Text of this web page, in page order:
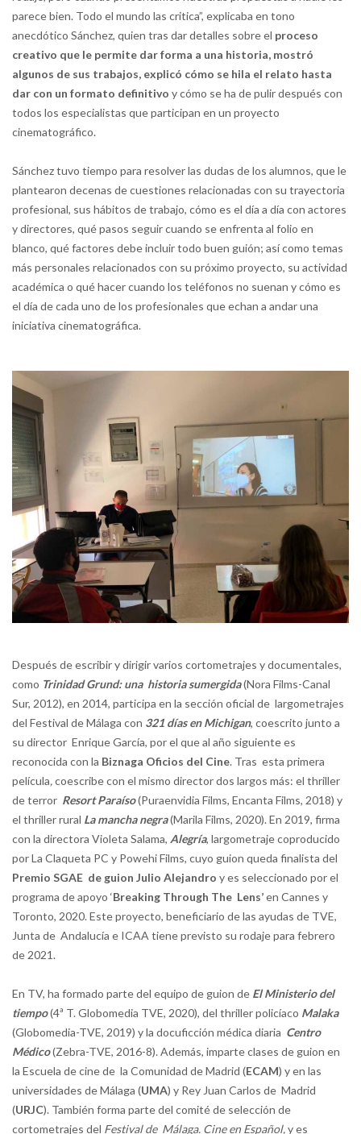
parece bien. Todo el mundo las critica”, explicaba en tono
anecdótico Sánchez, quien tras dar detalles sobre el proceso
creativo que le permite dar forma a una historia, mostró
algunos de sus trabajos, explicó cómo se hila el relato hasta
dar con un formato definitivo y cómo se ha de pulir después con
todos los especialistas que participan en un proyecto
cinematográfico.
Sánchez tuvo tiempo para resolver las dudas de los alumnos, que le
plantearon decenas de cuestiones relacionadas con su trayectoria
profesional, sus hábitos de trabajo, cómo es el día a día con actores
y directores, qué pasos seguir cuando se enfrenta al folio en
blanco, qué factores debe incluir todo buen guión; así como temas
más personales relacionados con su próximo proyecto, su actividad
académica o qué hacer cuando los teléfonos no suenan y cómo es
el día de cada uno de los profesionales que echan a andar una
iniciativa cinematográfica.
Después de escribir y dirigir varios cortometrajes y documentales,
como Trinidad Grund: una historia sumergida(Nora Films-Canal
Sur, 2012), en 2014, participa en la sección oficial de largometrajes
del Festival de Málaga con 321 días en Michigan, coescrito junto a
su director Enrique García, por el que al año siguiente es
reconocida con la Biznaga Oficios del Cine. Tras esta primera
película,coescribe con el mismo director dos largos más: el thriller
de terror Resort Paraíso(Puraenvidia Films, Encanta Films, 2018) y
el thriller rural La mancha negra(Marila Films, 2020). En 2019, firma
con la directora Violeta Salama, Alegría, largometraje coproducido
por La Claqueta PC y Powehi Films, cuyo guion queda finalista del
Premio SGAE de guion Julio Alejandro y es seleccionado por el
programa de apoyo ‘Breaking Through The Lens’en Cannes y
Toronto, 2020. Este proyecto, beneficiario de las ayudas de TVE,
Junta de Andalucía e ICAA tiene previsto su rodaje para febrero
de 2021.
En TV, ha formado parte del equipo de guion de El Ministerio del
tiempo(4ª T. Globomedia TVE, 2020), del thriller policíaco Malaka
(Globomedia-TVE, 2019) y la docuficción médica diaria Centro
Médico(Zebra-TVE, 2016-8). Además, imparte clases de guion en
la Escuela de cine de la Comunidad de Madrid (ECAM) y en las
universidades de Málaga (UMA) y Rey Juan Carlos de Madrid
(URJC). También forma parte del comité de selección de
cortometrajes del Festival de Málaga. Cine en Español,y es